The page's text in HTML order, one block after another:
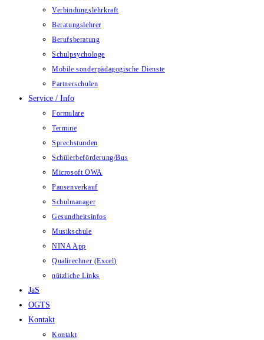
Verbindungslehrkraft
Beratungslehrer
Berufsberatung
Schulpsychologe
Mobile sonderpädagogische Dienste
Partnerschulen
Service / Info
Formulare
Termine
Sprechstunden
Schülerbeförderung/Bus
Microsoft OWA
Pausenverkauf
Schulmanager
Gesundheitsinfos
Musikschule
NINA App
Qualirechner (Excel)
nützliche Links
JaS
OGTS
Kontakt
Kontakt